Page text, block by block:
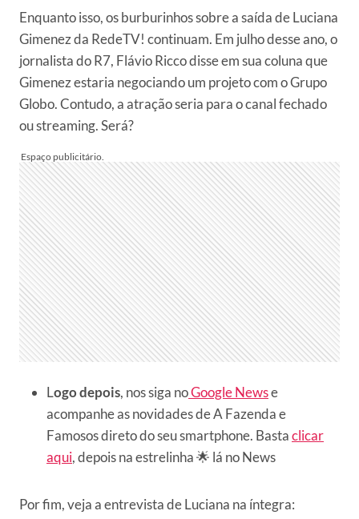
Enquanto isso, os burburinhos sobre a saída de Luciana
Gimenez da RedeTV! continuam. Em julho desse ano, o
jornalista do R7, Flávio Ricco disse em sua coluna que
Gimenez estaria negociando um projeto com o Grupo
Globo. Contudo, a atração seria para o canal fechado
ou streaming. Será?
Logo depois, nos siga noGoogle Newse
acompanhe as novidades de A Fazenda e
Famosos direto do seu smartphone. Bastaclicar
aqui, depois na estrelinha 🌟 lá no News
Por fim, veja a entrevista de Luciana na íntegra: